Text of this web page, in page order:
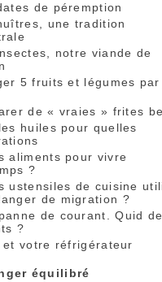
de péremption
une tradition
notre viande de
5 fruits et légumes
de « vraies » frites
huiles pour quelles
aliments pour vivre
?
ustensiles de cuisine
de migration ?
de courant. Quid
?
et votre réfrigérateur
équilibré